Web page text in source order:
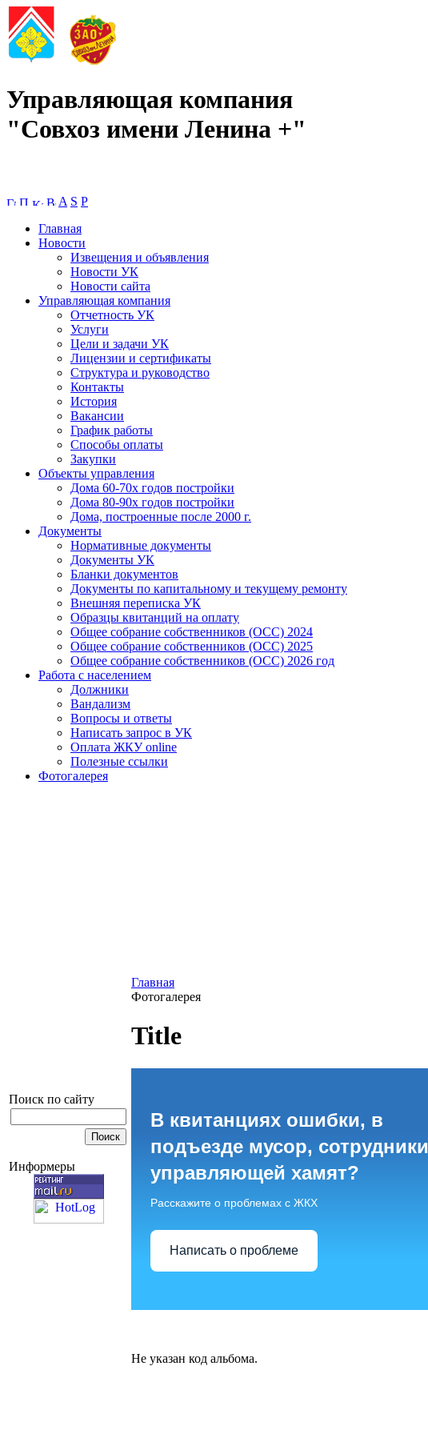
Управляющая компания
"Совхоз имени Ленина +"
A S P
Главная
Новости
Извещения и объявления
Новости УК
Новости сайта
Управляющая компания
Отчетность УК
Услуги
Цели и задачи УК
Лицензии и сертификаты
Структура и руководство
Контакты
История
Вакансии
График работы
Способы оплаты
Закупки
Объекты управления
Дома 60-70х годов постройки
Дома 80-90х годов постройки
Дома, построенные после 2000 г.
Документы
Нормативные документы
Документы УК
Бланки документов
Документы по капитальному и текущему ремонту
Внешняя переписка УК
Образцы квитанций на оплату
Общее собрание собственников (ОСС) 2024
Общее собрание собственников (ОСС) 2025
Общее собрание собственников (ОСС) 2026 год
Работа с населением
Должники
Вандализм
Вопросы и ответы
Написать запрос в УК
Оплата ЖКУ online
Полезные ссылки
Фотогалерея
Поиск по сайту
Информеры
Главная
Фотогалерея
Title
В квитанциях ошибки, в
подъезде мусор, сотрудники
управляющей хамят?
Расскажите о проблемах с ЖКХ
Написать о проблеме
Не указан код альбома.